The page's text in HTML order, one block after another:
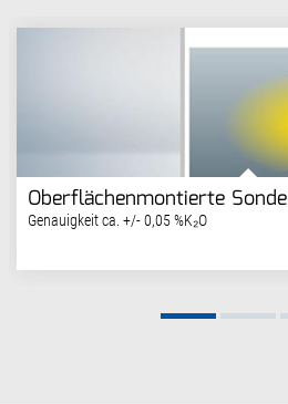
Oberflächenmontierte Sonde
Genauigkeit ca. +/- 0,05 %K₂O